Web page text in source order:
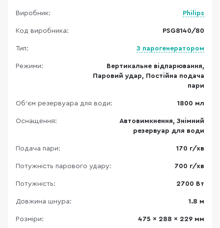
Виробник: Philips
Код виробника: PSG8140/80
Тип: З парогенератором
Режими:
Вертикальне відпарювання,
Паровий удар, Постійна подача
пари
Об'єм резервуара для води: 1800 мл
Оснащення:
Автовимкнення, Знімний
резервуар для води
Подача пари: 170 г/хв
Потужність парового удару: 700 г/хв
Потужність: 2700 Вт
Довжина шнура: 1.8 м
Розміри: 475 x 288 x 229 мм